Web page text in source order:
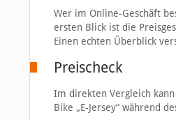
Wer im Online-Geschäft
ersten Blick ist die
Einen echten Überblick
Preischeck
Im direkten Vergleich
Bike „E-Jersey“ während